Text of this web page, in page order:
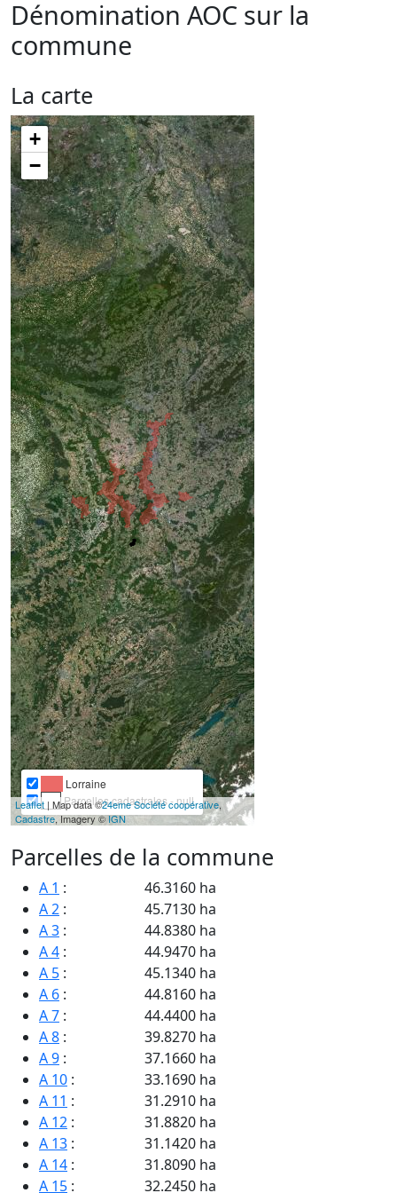
Dénomination AOC sur la
commune
La carte
+
−
Lorraine
Parcelles cadastrales - null
Leaflet | Map data ©24eme Société coopérative,
Cadastre, Imagery ©IGN
Parcelles de la commune
A 1 :
46.3160 ha
A 2 :
45.7130 ha
A 3 :
44.8380 ha
A 4 :
44.9470 ha
A 5 :
45.1340 ha
A 6 :
44.8160 ha
A 7 :
44.4400 ha
A 8 :
39.8270 ha
A 9 :
37.1660 ha
A 10 :
33.1690 ha
A 11 :
31.2910 ha
A 12 :
31.8820 ha
A 13 :
31.1420 ha
A 14 :
31.8090 ha
A 15 : 32.2450 ha